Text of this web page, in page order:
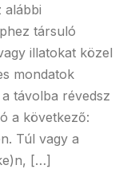
alábbi
társuló
illatokat közel
mondatok
távolba révedsz
a következő:
Túl vagy a
[…]